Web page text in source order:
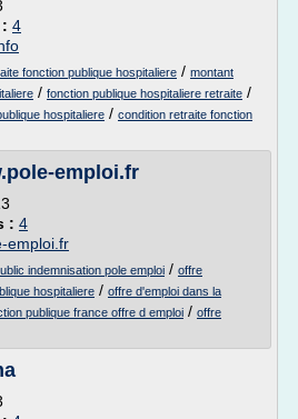
4
fonction publique hospitaliere / montant
/ fonction publique hospitaliere retraite /
hospitaliere / condition retraite fonction
emploi.fr
: 4
emploi.fr
indemnisation pole emploi / offre
hospitaliere / offre d'emploi dans la
publique france offre d emploi / offre